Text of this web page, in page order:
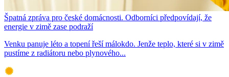
Špatná zpráva pro české domácnosti. Odborníci předpovídají, že
energie v zimě zase podraží
Venku panuje léto a topení řeší málokdo. Jenže teplo, které si v zimě
pustíme z radiátoru nebo plynového...